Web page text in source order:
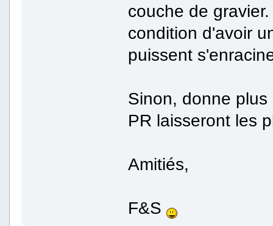
couche de
condition d'avoir
puissent
Sinon, donne
PR laisseront les
Amitiés,
F&S